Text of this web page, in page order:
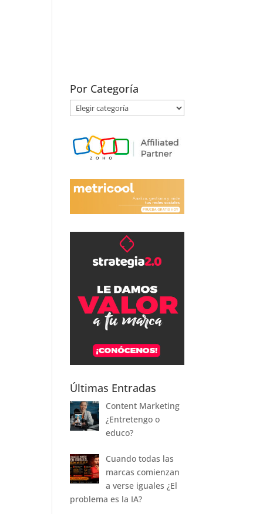
Por Categoría
Por
Categoría
Últimas Entradas
Content Marketing
¿Entretengo o
educo?
Cuando todas las
marcas comienzan
a verse iguales ¿El
problema es la IA?